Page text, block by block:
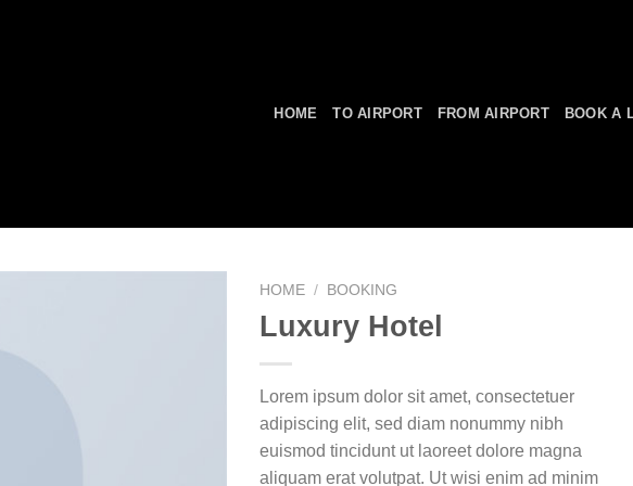
HOME TO AIRPORT FROM AIRPORT BOOK A
HOME / BOOKING
Luxury Hotel
Lorem ipsum dolor sit amet, consectetuer
adipiscing elit, sed diam nonummy nibh
euismod tincidunt ut laoreet dolore magna
aliquam erat volutpat. Ut wisi enim ad minim